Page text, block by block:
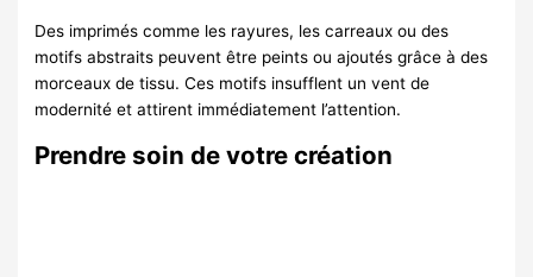
Des imprimés comme les rayures, les carreaux ou des
motifs abstraits peuvent être peints ou ajoutés grâce à des
morceaux de tissu. Ces motifs insufflent un vent de
modernité et attirent immédiatement l’attention.
Prendre soin de votre création